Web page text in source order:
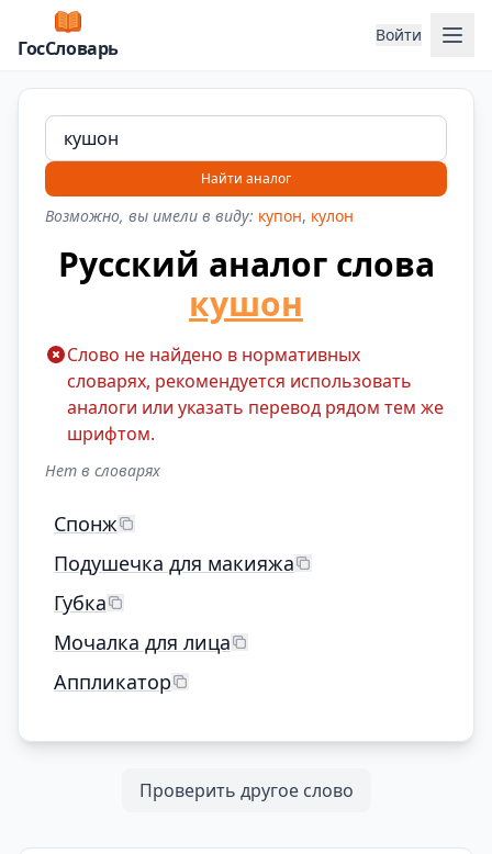
ГосСловарь
Войти
Найти аналог
Возможно, вы имели в виду: купон, кулон
Русский аналог слова
кушон
Слово не найдено в нормативных
словарях, рекомендуется использовать
аналоги или указать перевод рядом тем же
шрифтом.
Нет в словарях
Спонж
Подушечка для макияжа
Губка
Мочалка для лица
Аппликатор
Проверить другое слово